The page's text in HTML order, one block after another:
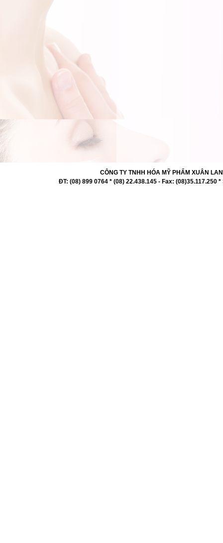
CÔNG TY TNHH HÓA MỸ PHẨM XUÂN
ĐT: (08) 899 0764 * (08) 22.438.145 - Fax: